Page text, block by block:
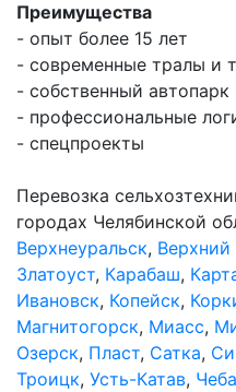
Преимущества
- опыт более 15 лет
- современные тралы и
- собственный автопарк
- профессиональные
- спецпроекты
Перевозка
городах Челябинской
Верхнеуральск, Верхний
Златоуст, Карабаш,
Ивановск, Копейск,
Магнитогорск, Миасс,
Озерск, Пласт, Сатка,
Троицк, Усть-Катав,